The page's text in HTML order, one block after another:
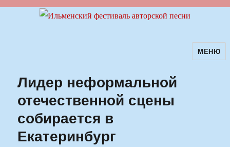
Ильменский фестиваль авторскойМЕНЮ
Лидер неформальной
отечественной сцены
собирается в
Екатеринбург